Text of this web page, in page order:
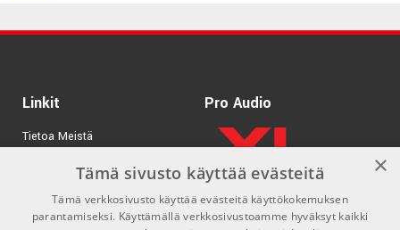
Slash, James Hetfield, John Mayer, Steve Vai, Cory Wong,
valmistettu korkeimpien standardien mukaan, jotta saat
halutun sävyn ja kestävyyden.
Linkit
Tietoa Meistä
Tuotemerkit
Kirjaudu
Pro Audio
×
Tämä sivusto käyttää evästeitä
Tämä verkkosivusto käyttää evästeitä käyttökokemuksen
parantamiseksi. Käyttämällä verkkosivustoamme hyväksyt kaikki